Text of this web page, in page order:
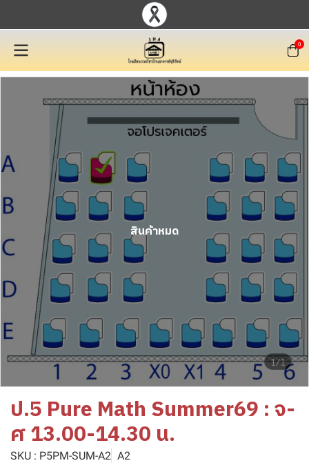
0
1/1
สินค้าหมด
ป.5 Pure Math Summer69 : จ-
ศ 13.00-14.30 น.
SKU : P5PM-SUM-A2 A2